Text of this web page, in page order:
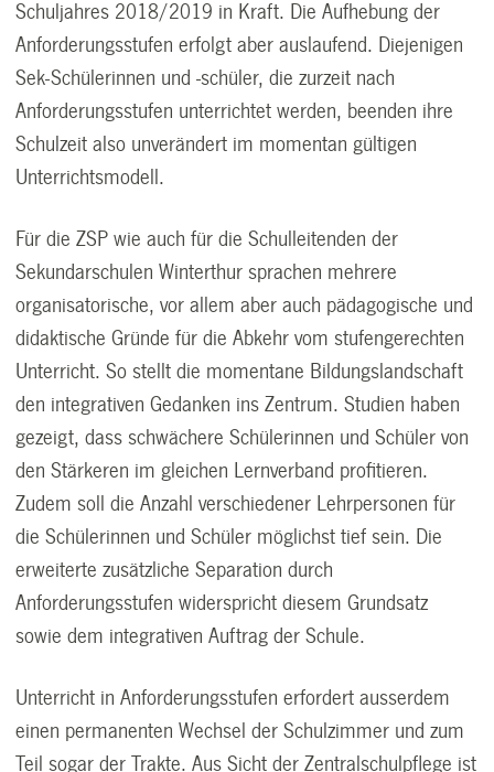
Schuljahres 2018/2019 in Kraft. Die Aufhebung der
Anforderungsstufen erfolgt aber auslaufend. Diejenigen
Sek-Schülerinnen und -schüler, die zurzeit nach
Anforderungsstufen unterrichtet werden, beenden ihre
Schulzeit also unverändert im momentan gültigen
Unterrichtsmodell.
Für die ZSP wie auch für die Schulleitenden der
Sekundarschulen Winterthur sprachen mehrere
organisatorische, vor allem aber auch pädagogische und
didaktische Gründe für die Abkehr vom stufengerechten
Unterricht. So stellt die momentane Bildungslandschaft
den integrativen Gedanken ins Zentrum. Studien haben
gezeigt, dass schwächere Schülerinnen und Schüler von
den Stärkeren im gleichen Lernverband profitieren.
Zudem soll die Anzahl verschiedener Lehrpersonen für
die Schülerinnen und Schüler möglichst tief sein. Die
erweiterte zusätzliche Separation durch
Anforderungsstufen widerspricht diesem Grundsatz
sowie dem integrativen Auftrag der Schule.
Unterricht in Anforderungsstufen erfordert ausserdem
einen permanenten Wechsel der Schulzimmer und zum
Teil sogar der Trakte. Aus Sicht der Zentralschulpflege ist